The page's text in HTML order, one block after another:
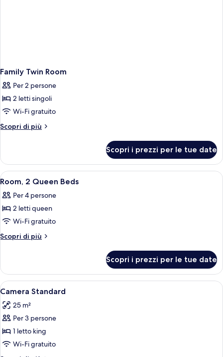
Family Twin Room
Per 2 persone
2 letti singoli
Wi-Fi gratuito
Scopri di più
Altri
Twin
Room
Scopri i prezzi per le tue date
Apri
tutte
le
foto
per
Room,
Beds
Camera d'albergo con due letti, una
4
Room, 2 Queen Beds
Per 4 persone
2 letti queen
Wi-Fi gratuito
Scopri di più
Altri
2
Queen
Beds
Scopri i prezzi per le tue date
Apri
tutte
le
foto
per
Camera
Una camera d'albergo con un letto
5
Camera Standard
25 m²
Per 3 persone
1 letto king
Wi-Fi gratuito